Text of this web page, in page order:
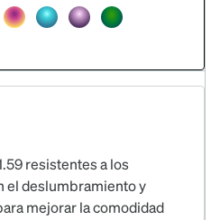
resistentes a los
el deslumbramiento y
mejorar la comodidad